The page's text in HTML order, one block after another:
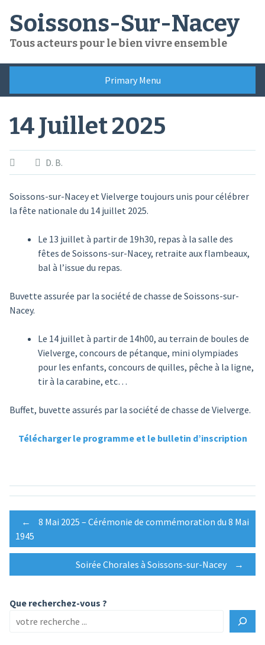
content
Soissons-Sur-Nacey
Tous acteurs pour le bien vivre ensemble
Primary Menu
14 Juillet 2025
D. B.
Soissons-sur-Nacey et Vielverge toujours unis pour célébrer
la fête nationale du 14 juillet 2025.
Le 13 juillet à partir de 19h30, repas à la salle des
fêtes de Soissons-sur-Nacey, retraite aux flambeaux,
bal à l’issue du repas.
Buvette assurée par la société de chasse de Soissons-sur-
Nacey.
Le 14 juillet à partir de 14h00, au terrain de boules de
Vielverge, concours de pétanque, mini olympiades
pour les enfants, concours de quilles, pêche à la ligne,
tir à la carabine, etc…
Buffet, buvette assurés par la société de chasse de Vielverge.
Télécharger le programme et le bulletin d’inscription
Post
navigation
←
8 Mai 2025 – Cérémonie de commémoration du 8 Mai
1945
Soirée Chorales à Soissons-sur-Nacey →
Que recherchez-vous ?